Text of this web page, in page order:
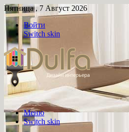
Пятница , 7 Август 2026
Войти
Switch skin
Меню
Switch skin